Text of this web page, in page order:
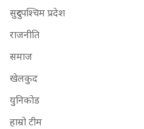
सुदुरपश्चिम प्रदेश
राजनीति
समाज
खेलकुद
युनिकोड
हाम्रो टीम